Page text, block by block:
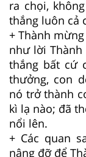
ra chọi,
thắng luôn cả
+ Thành
như lời
thắng bất cứ
thưởng, con
nó trở thành
kì lạ nào; đã
nổi lên.
+ Các quan
nâng đỡ để